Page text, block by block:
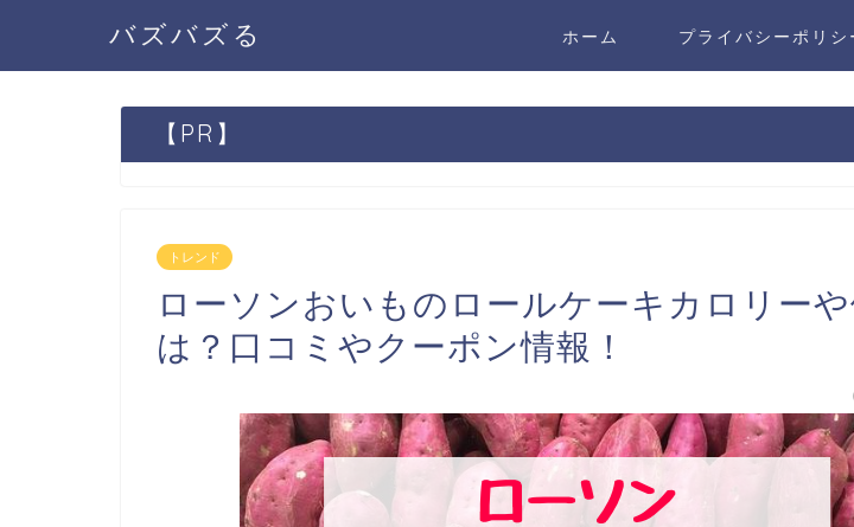
バズバズる ホーム プライバシーポリシ
【PR】
トレンド
ローソンおいものロールケーキカロリー
は？口コミやクーポン情報！